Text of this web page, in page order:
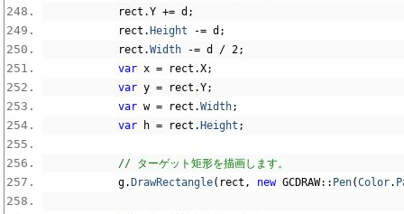
            rect
.Y += d ;
            rect
. Height -= d ;
            rect
.Width -= d / 2;
var x = rect .X;
var y = rect .Y;
var w = rect .Width;
var h = rect . Height ;
// ターゲット矩形を描画します。
            g
. DrawRectangle( rect , new GCDRAW:: Pen(Color.